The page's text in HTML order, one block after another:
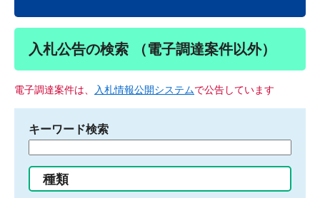
入札公告の検索 （電子調達案件以外）
電子調達案件は、 入札情報公開システムで公告しています
キーワード検索
る
種類